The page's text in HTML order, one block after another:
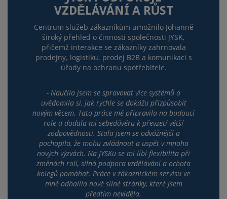
VZDĚLÁVÁNÍ A RŮST
Centrum služeb zákazníkům umožnilo Johanně
široký přehled o činnosti společnosti JYSK,
přičemž interakce se zákazníky zahrnovala
prodejny, logistiku, prodej B2B a komunikaci s
úřady na ochranu spotřebitele.
- Naučila jsem se spravovat více systémů a
uvědomila si, jak rychle se dokážu přizpůsobit
novým věcem. Tato práce mě připravila na budoucí
role a dodala mi sebedůvěru k převzetí větší
zodpovědnosti. Stala jsem se odvážnější a
pochopila, že mohu zvládnout a uspět v mnoha
nových výzvách. Na JYSKu se mi líbí flexibilita při
změnách rolí, silná podpora vzdělávání a ochota
kolegů pomáhat. Práce v zákaznickém servisu ve
mně odhalila nové silné stránky, které jsem
předtím neviděla.